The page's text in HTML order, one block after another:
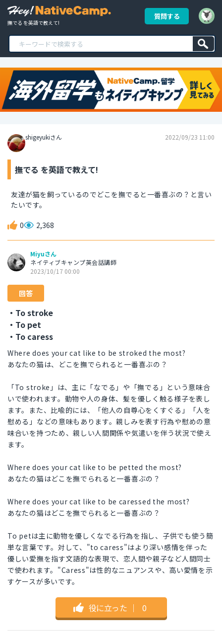
撫でる を英語で教えて!
質問する
shigeyukiさん 2022/09/23 11:00
撫でる を英語で教えて!
友達が猫を飼っているのでどこを撫でると一番喜ぶの？と言い
たいです。
0 2,368
Miyuさん
ネイティブキャンプ英会話講師
2023/10/17 00:00
回答
・To stroke
・To pet
・To caress
Where does your cat like to be stroked the most?
あなたの猫は、どこを撫でられると一番喜ぶの？
「To stroke」は、主に「なでる」や「撫でる」という意味合
いで使われます。動物や人の身体、髪を優しく触る様子を表し
ます。また、比喩的には、「他人の自尊心をくすぐる」「人を
慰める」などの意味もあります。親しみを表す行為や慰めの意
味合いを持つため、親しい人間関係や気遣いを伴う状況で使え
ます。
Where does your cat like to be petted the most?
あなたの猫はどこを撫でられると一番喜ぶの？
Where does your cat like to be caressed the most?
あなたの猫はどこを撫でられると一番喜ぶの？
To petは主に動物を優しくなでる行為を指し、子供でも使う簡
単な言葉です。対して、"to caress"はより深い感情を伴った
優しい愛撫を指す文語的な表現で、恋人間や親子など人間同士
で使われます。"Caress"は性的なニュアンスや、高い愛情を示
すケースが多いです。
役に立った ｜ 0